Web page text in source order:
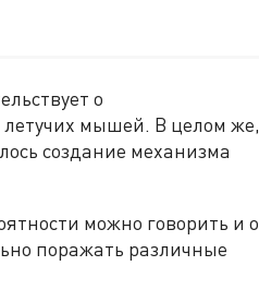
о
летучих мышей. В целом же,
создание механизма
можно говорить и о
поражать различные